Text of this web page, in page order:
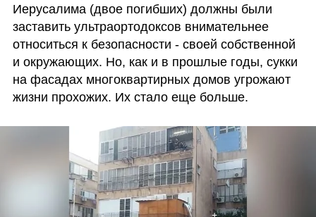
Иерусалима (двое погибших) должны были
заставить ультраортодоксов внимательнее
относиться к безопасности - своей собственной
и окружающих. Но, как и в прошлые годы, сукки
на фасадах многоквартирных домов угрожают
жизни прохожих. Их стало еще больше.